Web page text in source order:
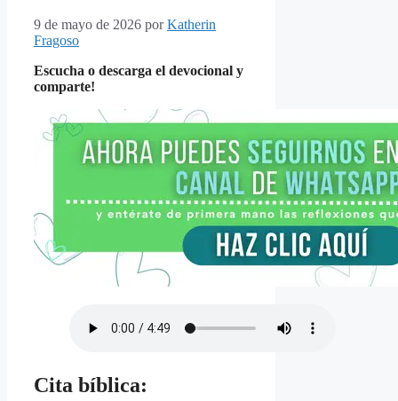
9 de mayo de 2026 porKatherin
Fragoso
Escucha o descarga el devocional y
comparte!
Cita bíblica: